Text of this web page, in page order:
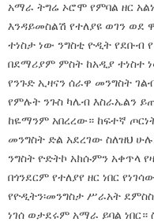
አማራ ትግሬ ኦሮሞ የምባል ዘር
እንዳይመስልሽ የተለያዩ ወገን ወደ
ተነስታ ነው ንግስቲ ዮዲት የደቡብ
በደማሪያም ምስት ከአዲያ ተነስተ
የንጉድ ኢዛናን ሰራዋ መንግስት
የምሉት ንጉስ ካሌብ እስራኤልን
ከዬማንም አበረረው። ከፍተኛ
መንግስት ድል አደረገው ስለዝህ
ንግስት ዮድትኮ አክሱምን አቀጥላ
በጎንደርም የተለያየ ዘር ነበር
የዮዲትን፡መንግስታ ሥራአት
ነገሰ ወታደሩም አማራ ይባል ነበር።